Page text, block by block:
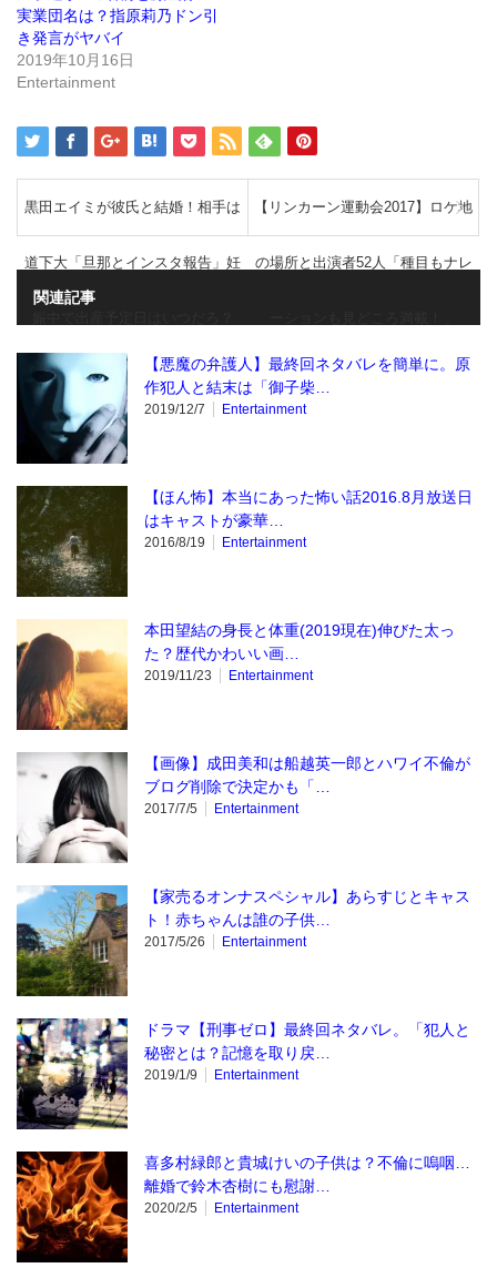
ド
ウ
で
開
き
す)
実業団名は？指原莉乃ドン引
き発言がヤバイ
2019年10月16日
Entertainment
黒田エイミが彼氏と結婚！相手は
道下大「旦那とインスタ報告」妊
【リンカーン運動会2017】ロケ地
の場所と出演者52人「種目もナレ
関連記事
【悪魔の弁護人】最終回ネタバレを簡単に。原
作犯人と結末は「御子柴…
2019/12/7 Entertainment
【ほん怖】本当にあった怖い話2016.8月放送日
はキャストが豪華…
2016/8/19 Entertainment
本田望結の身長と体重(2019現在)伸びた太っ
た？歴代かわいい画…
2019/11/23 Entertainment
【画像】成田美和は船越英一郎とハワイ不倫が
ブログ削除で決定かも「…
2017/7/5 Entertainment
【家売るオンナスペシャル】あらすじとキャス
ト！赤ちゃんは誰の子供…
2017/5/26 Entertainment
ドラマ【刑事ゼロ】最終回ネタバレ。「犯人と
秘密とは？記憶を取り戻…
2019/1/9 Entertainment
喜多村緑郎と貴城けいの子供は？不倫に嗚咽…
離婚で鈴木杏樹にも慰謝…
2020/2/5 Entertainment